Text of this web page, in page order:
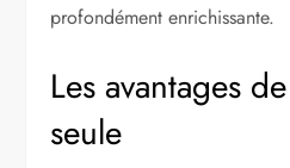
profondément enrichissante.
Les avantages
seule